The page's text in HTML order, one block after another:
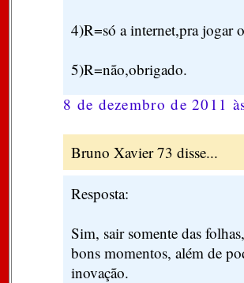
4)R=só a internet,pra jogar
5)R=não,obrigado.
8 de dezembro de 2011
Bruno Xavier 73 disse...
Resposta:
Sim, sair somente das
bons momentos, além de
inovação.